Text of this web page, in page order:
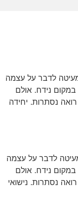
היא ממעיטה לדבר על עצמה
נידח. אולם
נסתרות. יחידה
היא ממעיטה לדבר על עצמה
נידח. אולם
נסתרות. נישואי